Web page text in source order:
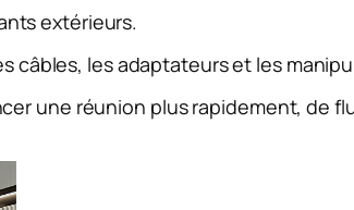
extérieurs.
câbles, les adaptateurs et les
une réunion plus rapidement, de